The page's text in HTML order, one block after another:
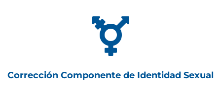

Corrección Componente de Identidad Sexual